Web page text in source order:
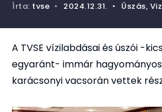
Írta: tvse • 2024.12.31. • Úszás,
A TVSE vízilabdásai és úszói -
egyaránt- immár
karácsonyi vacsorán vettek